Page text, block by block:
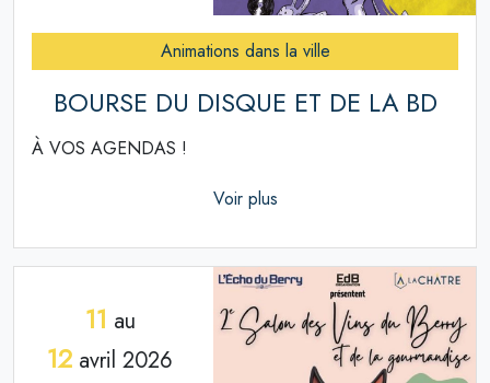
Animations dans la ville
BOURSE DU DISQUE ET DE LA BD
À VOS AGENDAS !
Voir plus
11 au
12 avril 2026